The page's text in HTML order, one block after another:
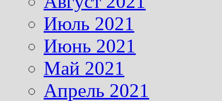
Июль 2021
Июнь 2021
Май 2021
Апрель 2021